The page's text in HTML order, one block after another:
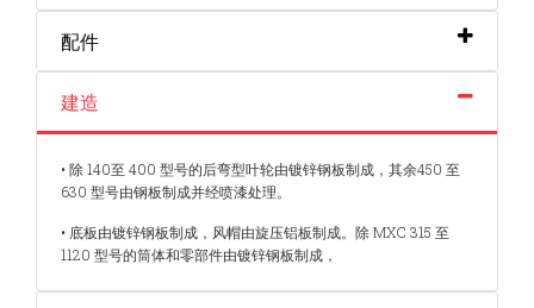
配件
建造
• 除 140至 400 型号的后弯型叶轮由镀锌钢板制成，其余450 至
630 型号由钢板制成并经喷漆处理。
• 底板由镀锌钢板制成，风帽由旋压铝板制成。除 MXC 315 至
1120 型号的筒体和零部件由镀锌钢板制成，